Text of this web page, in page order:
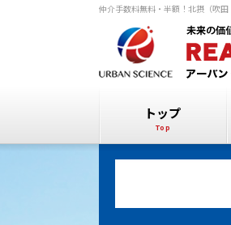
仲介手数料無料・半額！北摂（吹
トップ